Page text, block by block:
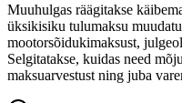
Muuhulgas räägitakse
üksikisiku tulumaksu
mootorsõidukimaksust,
Selgitatakse, kuidas need
maksuarvestust ning juba